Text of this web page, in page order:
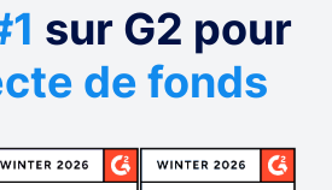
sur G2 pour
de fonds